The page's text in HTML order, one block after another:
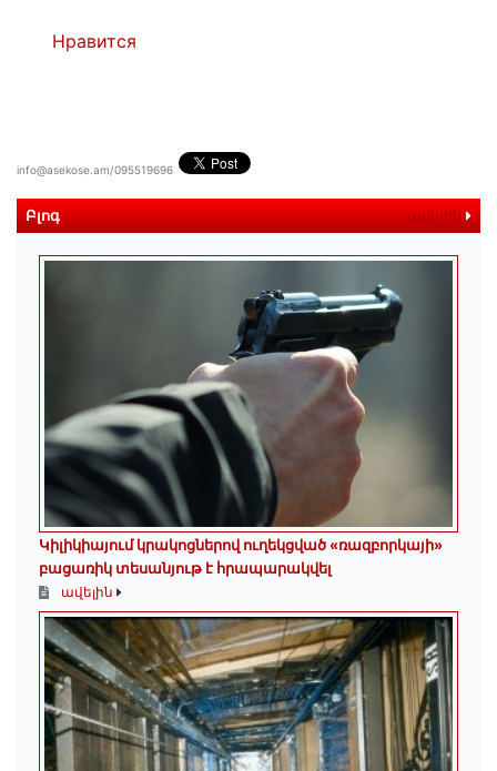
Нравится
info@asekose.am/095519696
Բլոգ ավելին
Կիլիկիայում կրակոցներով ուղեկցված «ռազբորկայի»
բացառիկ տեսանյութ է հրապարակվել
ավելին